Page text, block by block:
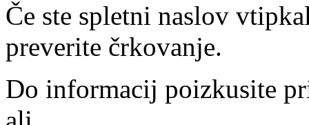
Če ste spletni naslov
preverite črkovanje.
Do informacij poizkusite